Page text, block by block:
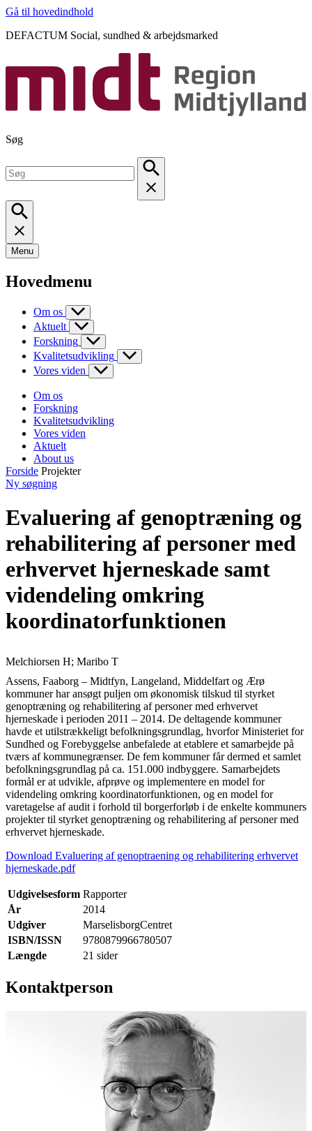
Gå til hovedindhold
DEFACTUM Social, sundhed & arbejdsmarked
Søg
Menu
Hovedmenu
Om os
Aktuelt
Forskning
Kvalitetsudvikling
Vores viden
Om os
Forskning
Kvalitetsudvikling
Vores viden
Aktuelt
About us
Forside Projekter
Ny søgning
Evaluering af genoptræning og
rehabilitering af personer med
erhvervet hjerneskade samt
videndeling omkring
koordinatorfunktionen
Melchiorsen H; Maribo T
Assens, Faaborg – Midtfyn, Langeland, Middelfart og Ærø
kommuner har ansøgt puljen om økonomisk tilskud til styrket
genoptræning og rehabilitering af personer med erhvervet
hjerneskade i perioden 2011 – 2014. De deltagende kommuner
havde et utilstrækkeligt befolkningsgrundlag, hvorfor Ministeriet for
Sundhed og Forebyggelse anbefalede at etablere et samarbejde på
tværs af kommunegrænser. De fem kommuner får dermed et samlet
befolkningsgrundlag på ca. 151.000 indbyggere. Samarbejdets
formål er at udvikle, afprøve og implementere en model for
videndeling omkring koordinatorfunktionen, og en model for
varetagelse af audit i forhold til borgerforløb i de enkelte kommuners
projekter til styrket genoptræning og rehabilitering af personer med
erhvervet hjerneskade.
Download Evaluering af genoptraening og rehabilitering erhvervet
hjerneskade.pdf
Udgivelsesform Rapporter
År
2014
Udgiver
MarselisborgCentret
ISBN/ISSN
9780879966780507
Længde
21 sider
Kontaktperson